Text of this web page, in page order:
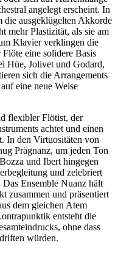
angelegt erscheint. In
die ausgeklügelten Akkorde
mehr Plastizität, als sie am
Klavier verklingen die
eine solidere Basis
Hüe, Jolivet und Godard,
sich die Arrangements
eine neue Weise
flexibler Flötist, der
achtet und einen
In den Virtuositäten von
Prägnanz, um jeden Ton
und Ibert hingegen
und zelebriert
Ensemble Nuanz hält
zusammen und präsentiert
dem gleichen Atem
entsteht die
ohne dass
würden.